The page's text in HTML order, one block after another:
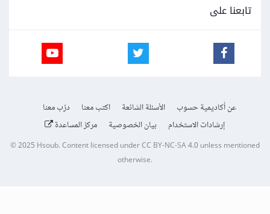
تابعنا على
عن أكاديمية حسوب الأسئلة الشائعة اكتب معنا
درّب معنا
إرشادات الاستخدام
بيان الخصوصية مركز المساعدة
© 2025 Hsoub.Content licensed underCC BY-NC-SA 4.0unless mentioned
otherwise.